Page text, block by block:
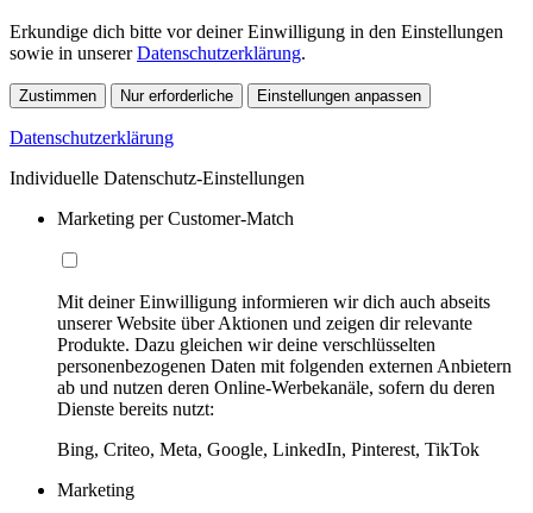
Erkundige dich bitte vor deiner Einwilligung in den Einstellungen
sowie in unsererDatenschutzerklärung.
Zustimmen Nur erforderliche Einstellungen anpassen
Datenschutzerklärung
Individuelle Datenschutz-Einstellungen
Marketing per Customer-Match
Mit deiner Einwilligung informieren wir dich auch abseits
unserer Website über Aktionen und zeigen dir relevante
Produkte. Dazu gleichen wir deine verschlüsselten
personenbezogenen Daten mit folgenden externen Anbietern
ab und nutzen deren Online-Werbekanäle, sofern du deren
Dienste bereits nutzt:
Bing, Criteo, Meta, Google, LinkedIn, Pinterest, TikTok
Marketing